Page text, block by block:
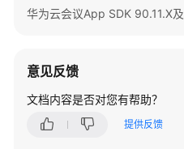
指
意见反馈
文档内容是否对您有帮助？
提供反馈